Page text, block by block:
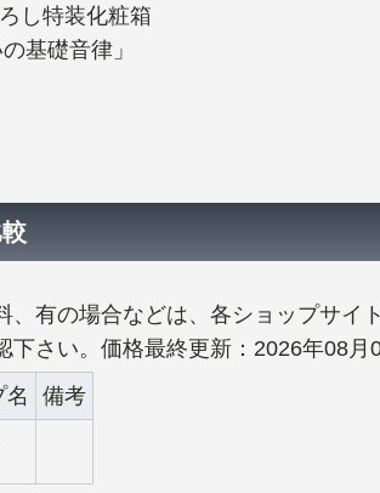
し特装化粧箱
基礎音律」
有の場合などは、各ショップサイ
下さい。価格最終更新：2026年08月
名 備考